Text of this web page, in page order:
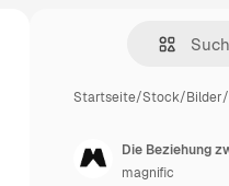
Startseite/Stock/Bilder/
Die Beziehung
magnific